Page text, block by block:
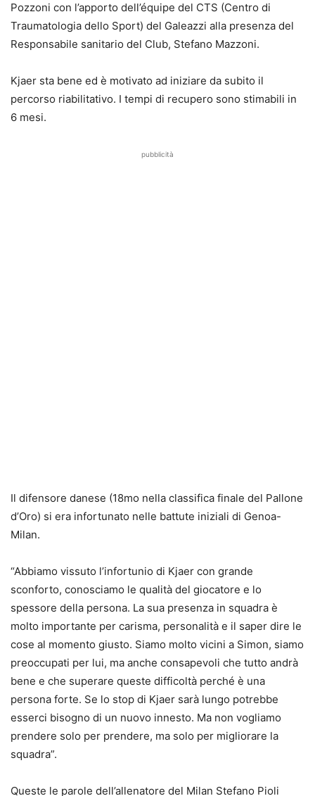
Pozzoni con l’apporto dell’équipe del CTS (Centro di
Traumatologia dello Sport) del Galeazzi alla presenza del
Responsabile sanitario del Club, Stefano Mazzoni.
Kjaer sta bene ed è motivato ad iniziare da subito il
percorso riabilitativo. I tempi di recupero sono stimabili in
6 mesi.
pubblicità
Il difensore danese (18mo nella classifica finale del Pallone
d’Oro) si era infortunato nelle battute iniziali di Genoa-
Milan.
“Abbiamo vissuto l’infortunio di Kjaer con grande
sconforto, conosciamo le qualità del giocatore e lo
spessore della persona. La sua presenza in squadra è
molto importante per carisma, personalità e il saper dire le
cose al momento giusto. Siamo molto vicini a Simon, siamo
preoccupati per lui, ma anche consapevoli che tutto andrà
bene e che superare queste difficoltà perché è una
persona forte. Se lo stop di Kjaer sarà lungo potrebbe
esserci bisogno di un nuovo innesto. Ma non vogliamo
prendere solo per prendere, ma solo per migliorare la
squadra”.
Queste le parole dell’allenatore del Milan Stefano Pioli